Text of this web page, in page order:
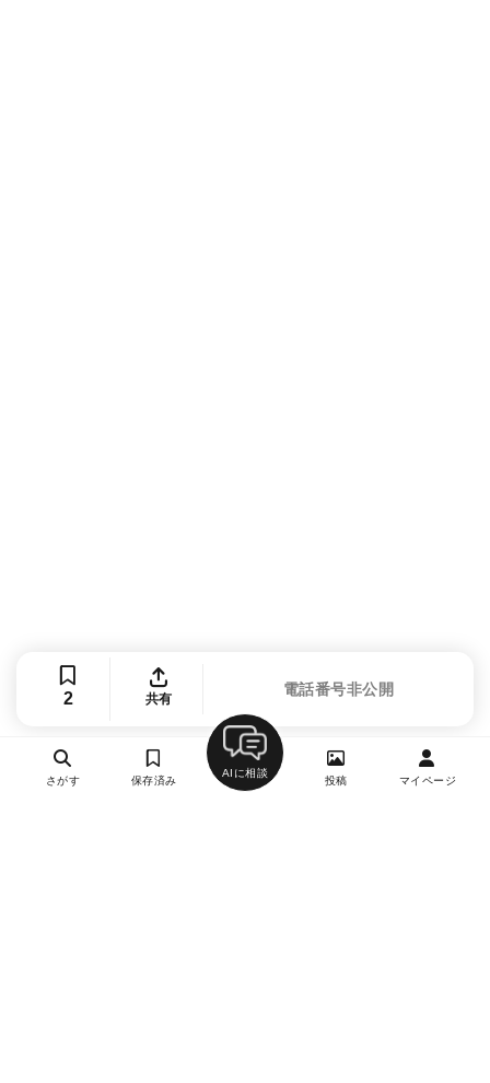
2 共有
電話番号非公開
さがす 保存済み
AIに相談
投稿 マイページ